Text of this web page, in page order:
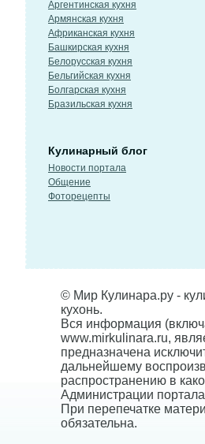
Аргентинская кухня
Армянская кухня
Африканская кухня
Башкирская кухня
Белорусская кухня
Бельгийская кухня
Болгарская кухня
Бразильская кухня
Кулинарный блог
Новости портала
Общение
Фоторецепты
© Мир Кулинара.ру -
кухонь.
Вся информация
www.mirkulinara.ru,
предназначена
дальнейшему
распространению в
Администрации
При перепечатке
обязательна.